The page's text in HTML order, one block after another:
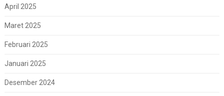
April 2025
Maret 2025
Februari 2025
Januari 2025
Desember 2024